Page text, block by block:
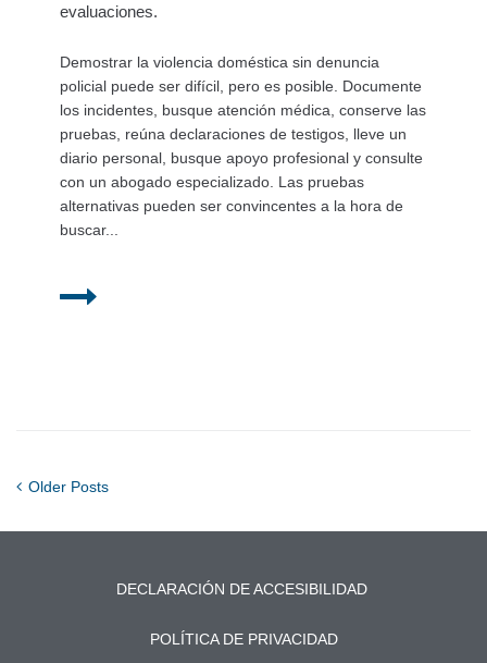
evaluaciones.
Demostrar la violencia doméstica sin denuncia
policial puede ser difícil, pero es posible. Documente
los incidentes, busque atención médica, conserve las
pruebas, reúna declaraciones de testigos, lleve un
diario personal, busque apoyo profesional y consulte
con un abogado especializado. Las pruebas
alternativas pueden ser convincentes a la hora de
buscar...
Older Posts
DECLARACIÓN DE ACCESIBILIDAD
POLÍTICA DE PRIVACIDAD